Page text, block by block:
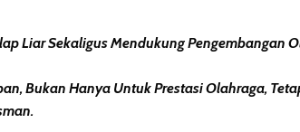
Liar Sekaligus Mendukung Pengembangan
Bukan Hanya Untuk Prestasi Olahraga,